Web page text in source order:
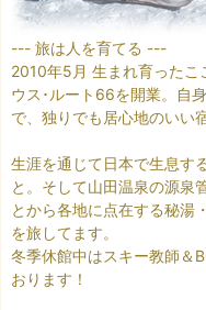
--- 旅は人を育てる ---
2010年5月 生まれ育ったこ
ウス･ルート66を開業。自
で、独りでも居心地のいい
生涯を通じて日本で生息す
と。そして山田温泉の源泉
とから各地に点在する秘湯
を旅してます。
冬季休館中はスキー教師＆
おります！